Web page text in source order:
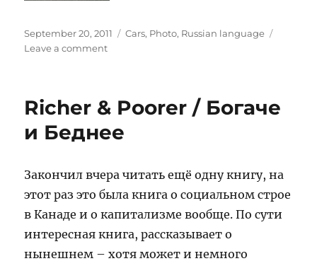
Posted
on
September 20, 2011 Categories
Cars, Photo, Russian language
Leave a commenton
Ниссан
Richer & Poorer / Богаче
и Беднее
Закончил вчера читать ещё одну книгу, на
этот раз это была книга о социальном строе
в Канаде и о капитализме вообще. По сути
интересная книга, рассказывает о
нынешнем – хотя может и немного